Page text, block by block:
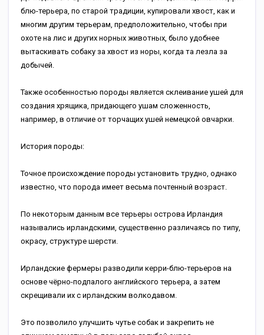
блю-терьера, по старой традиции, купировали хвост, как и
многим другим терьерам, предположительно, чтобы при
охоте на лис и других норных животных, было удобнее
вытаскивать собаку за хвост из норы, когда та лезла за
добычей.
Также особенностью породы является склеивание ушей для
создания хрящика, придающего ушам сложенность,
например, в отличие от торчащих ушей немецкой овчарки.
История породы:
Точное происхождение породы установить трудно, однако
известно, что порода имеет весьма почтенный возраст.
По некоторым данным все терьеры острова Ирландия
назывались ирландскими, существенно различаясь по типу,
окрасу, структуре шерсти.
Ирландские фермеры разводили керри-блю-терьеров на
основе чёрно-подпалого английского терьера, а затем
скрещивали их с ирландским волкодавом.
Это позволило улучшить чутье собак и закрепить не